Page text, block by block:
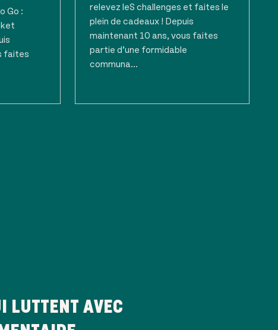
Go :
faites
relevez leS challenges et faites le
plein de cadeaux ! Depuis
maintenant 10 ans, vous faites
partie d’une formidable
communa...
LUTTENT AVEC